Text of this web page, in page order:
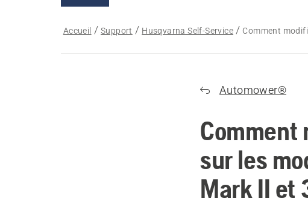
Accueil Support Husqvarna Self-Service Comment
Automower®
Comment
sur les
Mark II et